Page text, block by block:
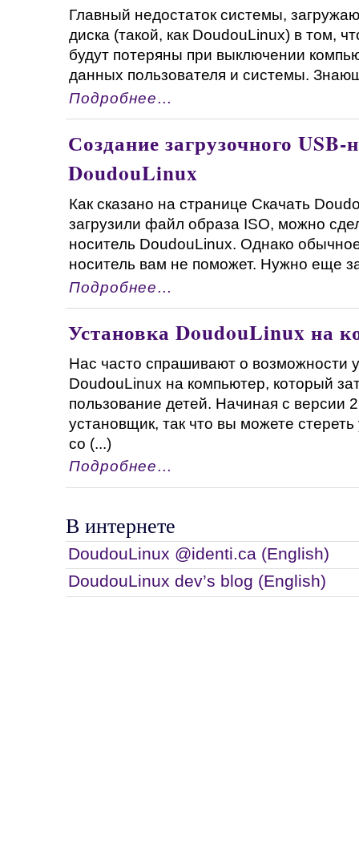
Главный недостаток системы,
диска (такой, как DoudouLinux) в том,
будут потеряны при выключении
данных пользователя и системы.
Подробнее…
Создание загрузочного USB-
DoudouLinux
Как сказано на странице Скачать
загрузили файл образа ISO, можно
носитель DoudouLinux. Однако
носитель вам не поможет. Нужно еще
Подробнее…
Установка DoudouLinux на
Нас часто спрашивают о возможности
DoudouLinux на компьютер, который
пользование детей. Начиная с версии
установщик, так что вы можете
со (...)
Подробнее…
В интернете
DoudouLinux @identi.ca (English)
DoudouLinux dev’s blog (English)